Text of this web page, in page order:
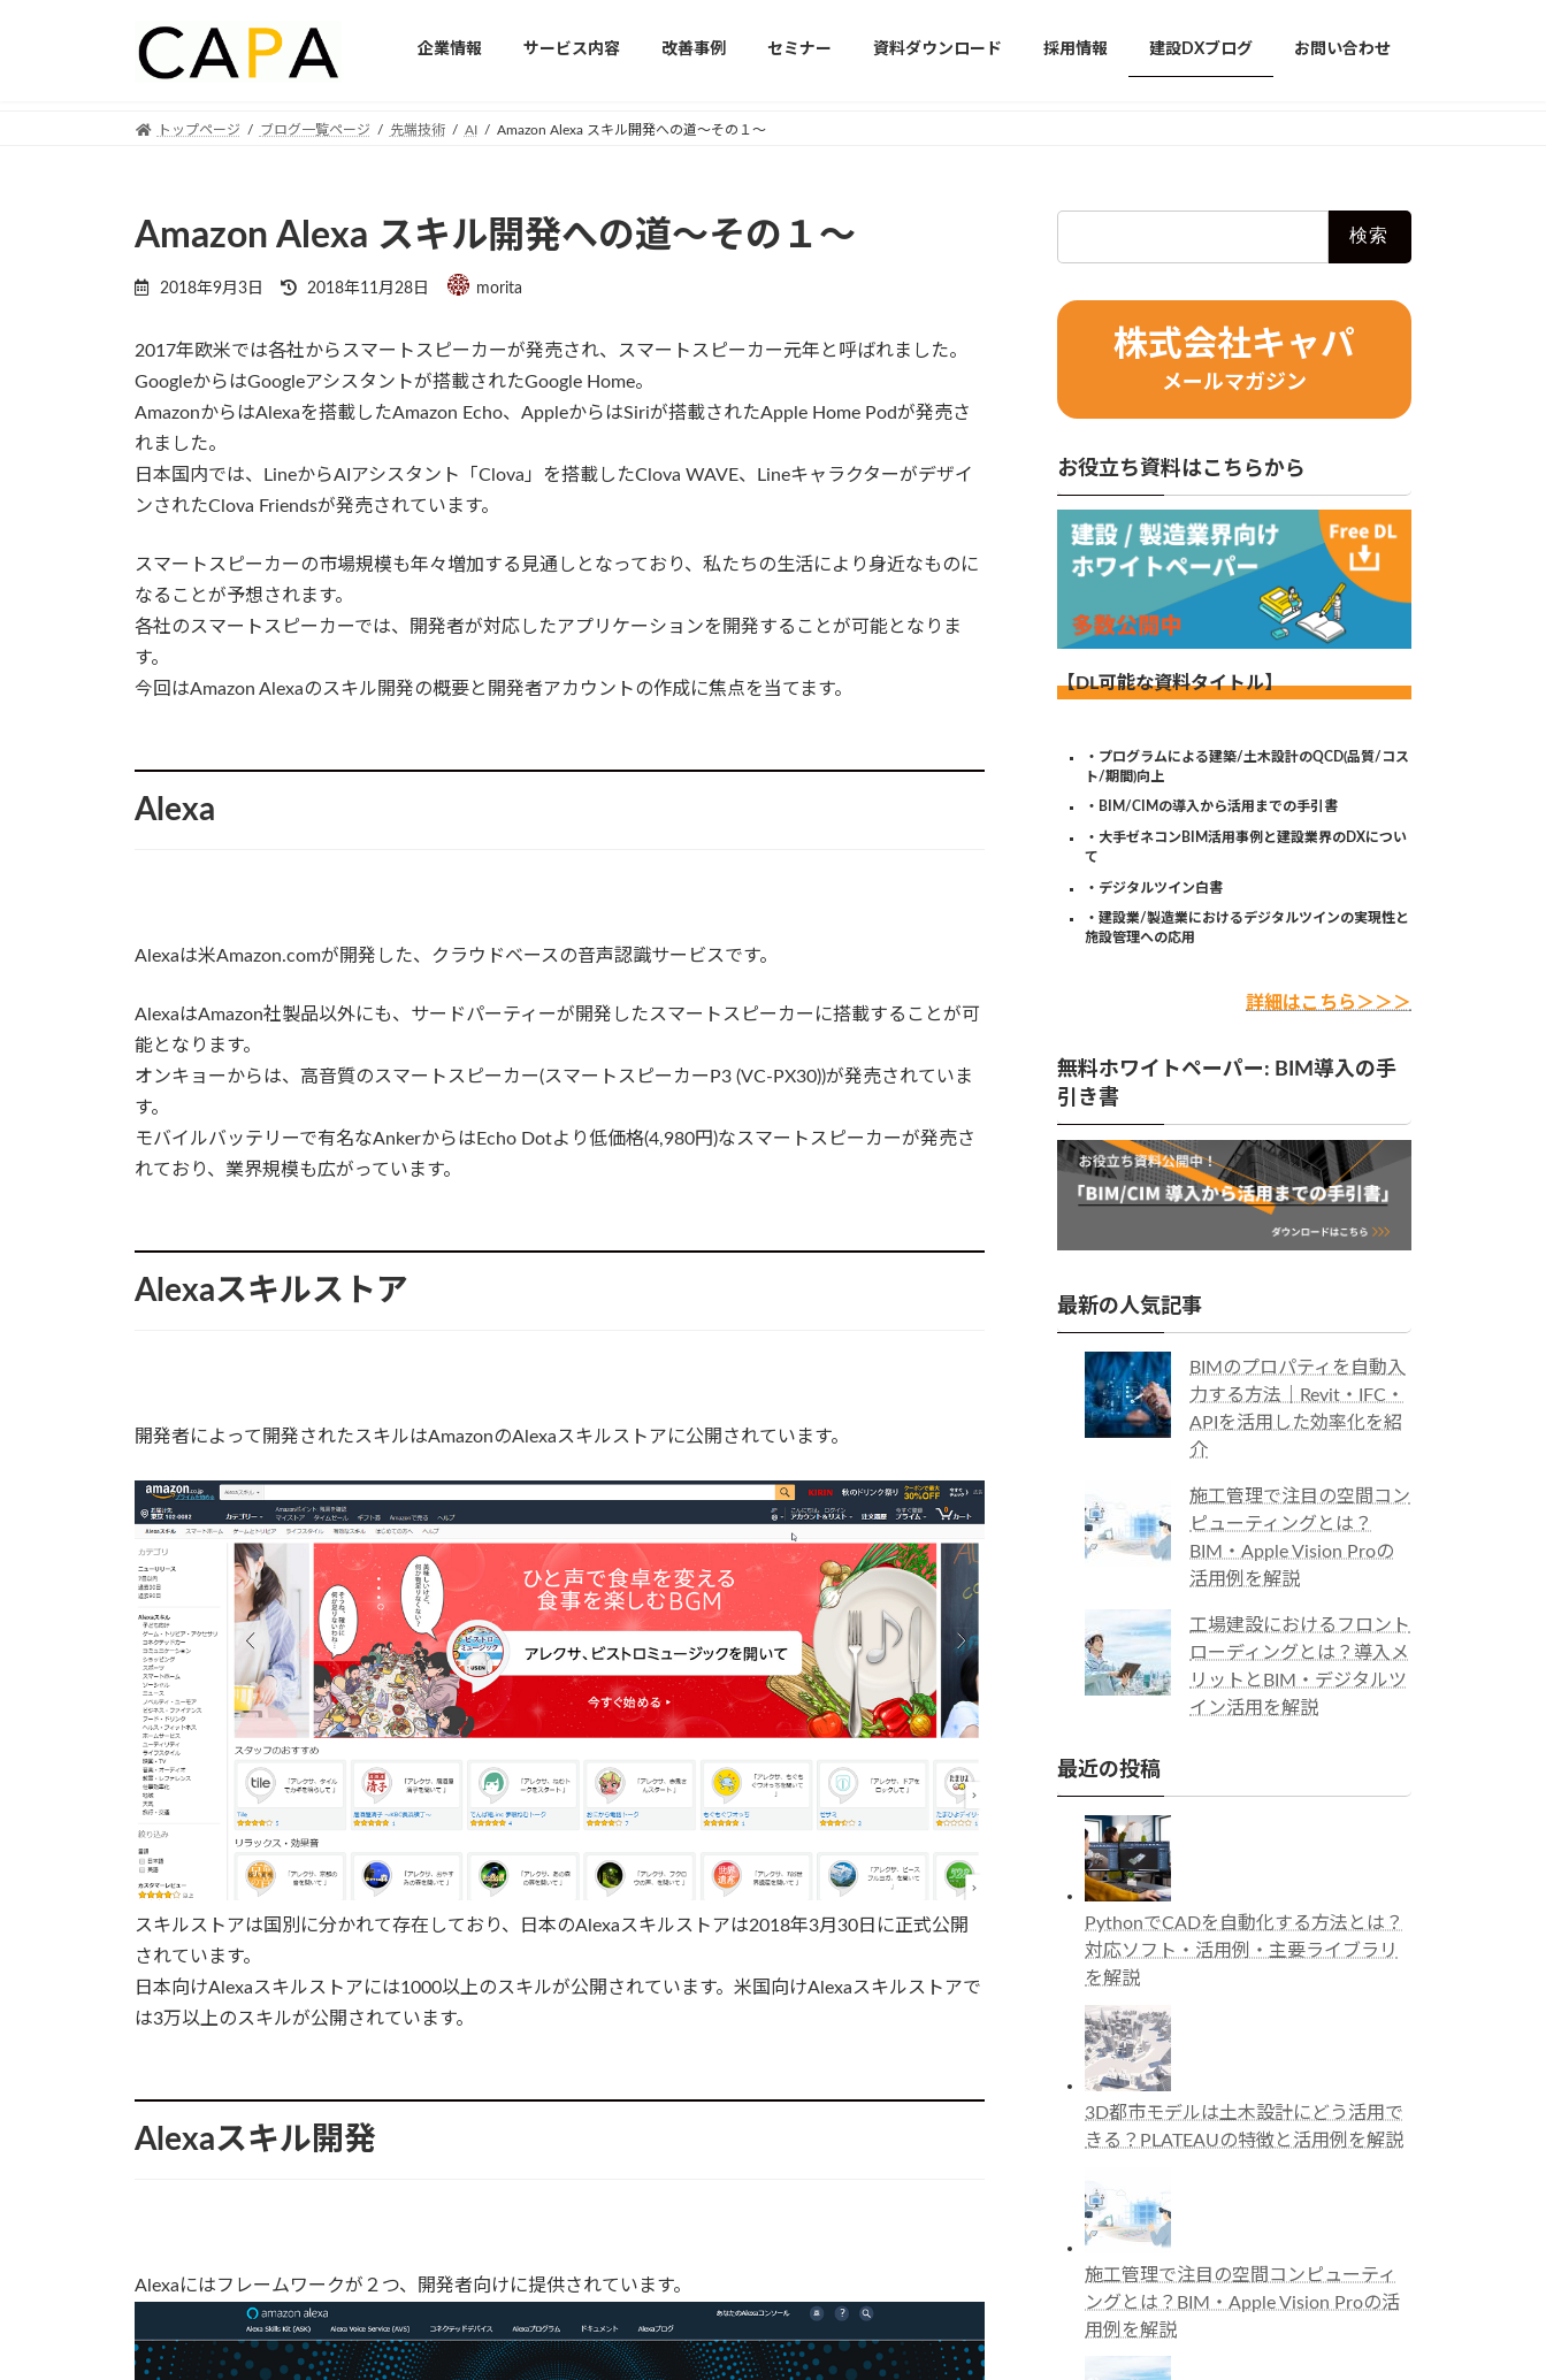
企業情報 サービス内容 改善事例 セミナー 資料ダウンロード 採用情報 建設DXブログ お問い合わせ
トップページ ブログ一覧ページ 先端技術 AI Amazon Alexa スキル開発への道〜その１〜
Amazon Alexa スキル開発への道〜その１〜
2018年9月3日
Last
updated
2018年11月28日 morita
2017年欧米では各社からスマートスピーカーが発売され、スマートスピーカー元年と呼ばれました。
GoogleからはGoogleアシスタントが搭載されたGoogle Home。
AmazonからはAlexaを搭載したAmazon Echo、AppleからはSiriが搭載されたApple Home Podが発売さ
れました。
日本国内では、LineからAIアシスタント「Clova」を搭載したClova WAVE、Lineキャラクターがデザイ
ンされたClova Friendsが発売されています。
スマートスピーカーの市場規模も年々増加する見通しとなっており、私たちの生活により身近なものに
なることが予想されます。
各社のスマートスピーカーでは、開発者が対応したアプリケーションを開発することが可能となりま
す。
今回はAmazon Alexaのスキル開発の概要と開発者アカウントの作成に焦点を当てます。
Alexa
Alexaは米Amazon.comが開発した、クラウドベースの音声認識サービスです。
AlexaはAmazon社製品以外にも、サードパーティーが開発したスマートスピーカーに搭載することが可
能となります。
オンキョーからは、高音質のスマートスピーカー(スマートスピーカーP3 (VC-PX30))が発売されていま
す。
モバイルバッテリーで有名なAnkerからはEcho Dotより低価格(4,980円)なスマートスピーカーが発売さ
れており、業界規模も広がっています。
Alexaスキルストア
開発者によって開発されたスキルはAmazonのAlexaスキルストアに公開されています。
スキルストアは国別に分かれて存在しており、日本のAlexaスキルストアは2018年3月30日に正式公開
されています。
日本向けAlexaスキルストアには1000以上のスキルが公開されています。米国向けAlexaスキルストアで
は3万以上のスキルが公開されています。
Alexaスキル開発
Alexaにはフレームワークが２つ、開発者向けに提供されています。
株式会社キャパ
メールマガジン
お役立ち資料はこちらから
【DL可能な資料タイトル】
・プログラムによる建築/土木設計のQCD(品質/コス
ト/期間)向上
・BIM/CIMの導入から活用までの手引書
・大手ゼネコンBIM活用事例と建設業界のDXについ
て
・デジタルツイン白書
・建設業/製造業におけるデジタルツインの実現性と
施設管理への応用
詳細はこちら＞＞＞
無料ホワイトペーパー: BIM導入の手
引き書
最新の人気記事
BIMのプロパティを自動入
力する方法｜Revit・IFC・
APIを活用した効率化を紹
介
施工管理で注目の空間コン
ピューティングとは？
BIM・Apple Vision Proの
活用例を解説
工場建設におけるフロント
ローディングとは？導入メ
リットとBIM・デジタルツ
イン活用を解説
最近の投稿
PythonでCADを自動化する方法とは？
対応ソフト・活用例・主要ライブラリ
を解説
3D都市モデルは土木設計にどう活用で
きる？PLATEAUの特徴と活用例を解説
施工管理で注目の空間コンピューティ
ングとは？BIM・Apple Vision Proの活
用例を解説